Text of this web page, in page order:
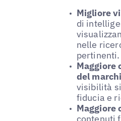
Migliore
di
nelle
pertinenti.
Maggiore
del
visibilità
fiducia e
Maggiore
contenuti